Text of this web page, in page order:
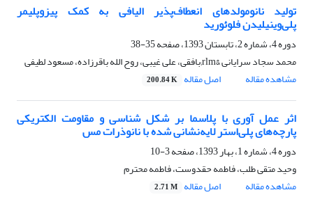
تولید نانومولدهای انعطاف‌پذیر الیافی به کمک پیزوپلیمر
پلی‌وینیلیدن فلوئورید
دوره 4، شماره 2، تابستان 1393، صفحه
35-38
محمد سجاد سرایانی &rlm;بافقی، علی غیبی، روح الله باقرزاده، مسعود لطیفی
مشاهده مقاله
اصل مقاله 200.84 K
اثر عمل آوری با پلاسما بر شکل شناسی و مقاومت الکتریکی
پارچه‌های پلی‌استر لایه‌نشانی شده با نانوذرات مس
دوره 4، شماره 1، بهار 1393، صفحه
3-10
وحید متقی طلب، فاطمه حقدوست، فاطمه محترم
مشاهده مقاله
اصل مقاله 2.71 M